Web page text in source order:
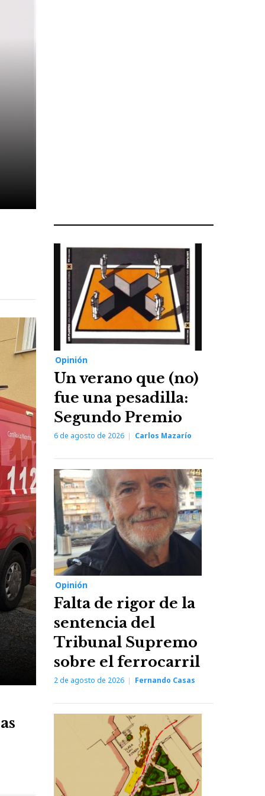
Opinión
Un verano que (no)
fue una pesadilla:
Segundo Premio
6 de agosto de 2026 Carlos Mazarío
Opinión
Falta de rigor de la
sentencia del
Tribunal Supremo
sobre el ferrocarril
2 de agosto de 2026 Fernando Casas